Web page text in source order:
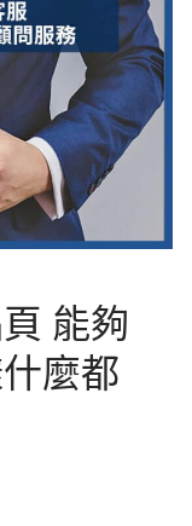
能夠
麼都